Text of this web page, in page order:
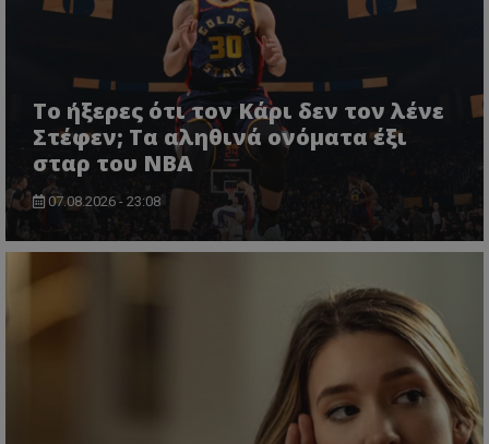
Το ήξερες ότι τον Κάρι δεν τον λένε
Στέφεν; Τα αληθινά ονόματα έξι
σταρ του NBA
07.08.2026 - 23:08